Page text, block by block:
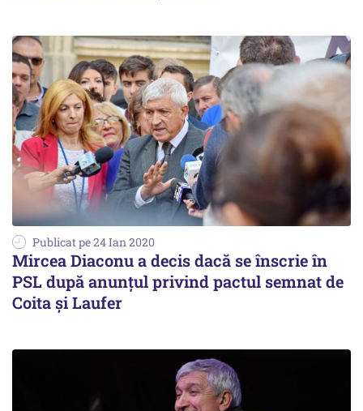
Publicat pe 24 Ian 2020
Mircea Diaconu a decis dacă se înscrie în
PSL după anunțul privind pactul semnat de
Coita și Laufer